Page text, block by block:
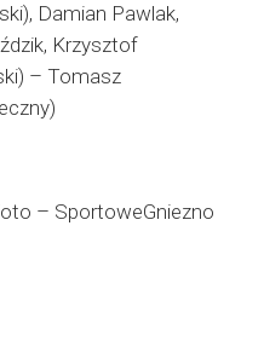
Damian Pawlak,
Krzysztof
– Tomasz
– SportoweGniezno